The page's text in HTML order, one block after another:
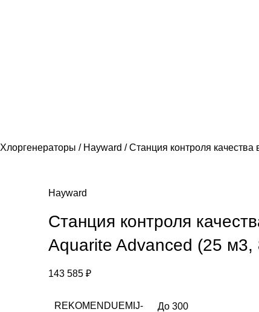
Хлоргенераторы Hayward
Станция контроля
Hayward
Станция контроля
Aquarite Advanced (25 м3,
143 585 ₽
REKOMENDUEMIJ-
До 300